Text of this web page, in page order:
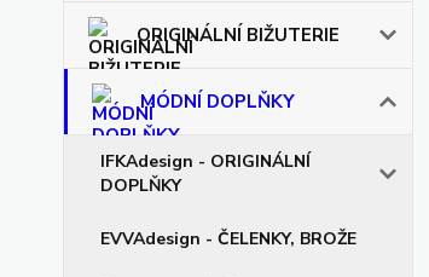
ORIGINÁLNÍ BIŽUTERIE
MÓDNÍ DOPLŇKY
IFKAdesign - ORIGINÁLNÍ
DOPLŇKY
EVVAdesign - ČELENKY, BROŽE